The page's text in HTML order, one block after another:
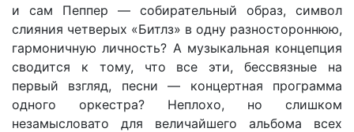
и сам Пеппер — собирательный образ, символ
слияния четверых «Битлз» в одну разностороннюю,
гармоничную личность? А музыкальная концепция
сводится к тому, что все эти, бессвязные на
первый взгляд, песни — концертная программа
одного оркестра? Неплохо, но слишком
незамысловато для величайшего альбома всех